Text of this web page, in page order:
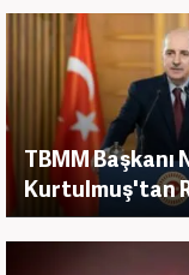
TBMM Başkanı
Kurtulmuş'tan